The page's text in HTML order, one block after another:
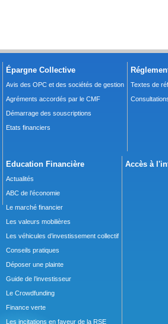
Épargne Collective
Avis des OPC et des sociétés de gestion
Agréments accordés par le CMF
Démarrage des souscriptions
Etats financiers
Textes de
Education Financière
Actualités
ABC de l’économie
Le marché financier
Les valeurs mobilières
Les véhicules d’investissement collectif
Conseils pratiques
Déposer une plainte
Guide de l’investisseur
Le Crowdfunding
Finance verte
Les incitations en faveur de la RSE
Accès à